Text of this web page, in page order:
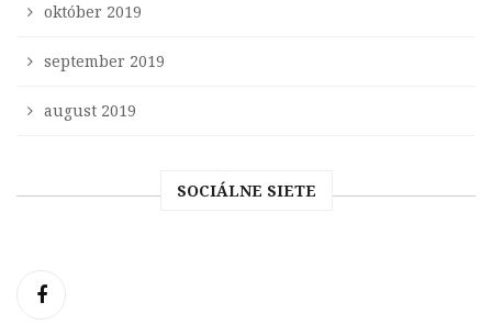
október 2019
september 2019
august 2019
SOCIÁLNE SIETE